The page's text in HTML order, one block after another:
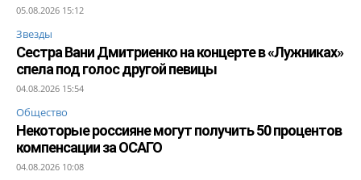
05.08.2026 15:12
Звезды
Сестра Вани Дмитриенко на концерте в «Лужниках»
спела под голос другой певицы
04.08.2026 15:54
Общество
Некоторые россияне могут получить 50 процентов
компенсации за ОСАГО
04.08.2026 10:08